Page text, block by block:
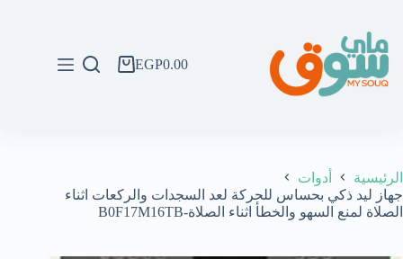
المحتوى
عربةEGP0.00
الرئيسية
أدوات
جهاز ليد ذكي بحساس للحركة لعد السجدات والركعات اثناء
الصلاة لمنع السهو والخطأ اثناء الصلاة-B0F17M16TB